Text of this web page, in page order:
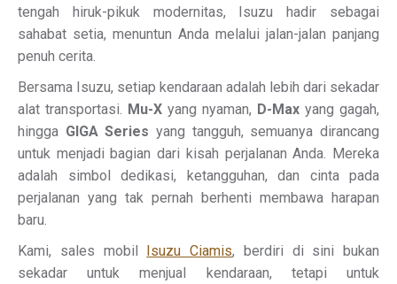
tengah hiruk-pikuk modernitas, Isuzu hadir sebagai
sahabat setia, menuntun Anda melalui jalan-jalan panjang
penuh cerita.
Bersama Isuzu, setiap kendaraan adalah lebih dari sekadar
alat transportasi. Mu-X yang nyaman, D-Max yang gagah,
hingga GIGA Series yang tangguh, semuanya dirancang
untuk menjadi bagian dari kisah perjalanan Anda. Mereka
adalah simbol dedikasi, ketangguhan, dan cinta pada
perjalanan yang tak pernah berhenti membawa harapan
baru.
Kami, sales mobil Isuzu Ciamis, berdiri di sini bukan
sekadar untuk menjual kendaraan, tetapi untuk